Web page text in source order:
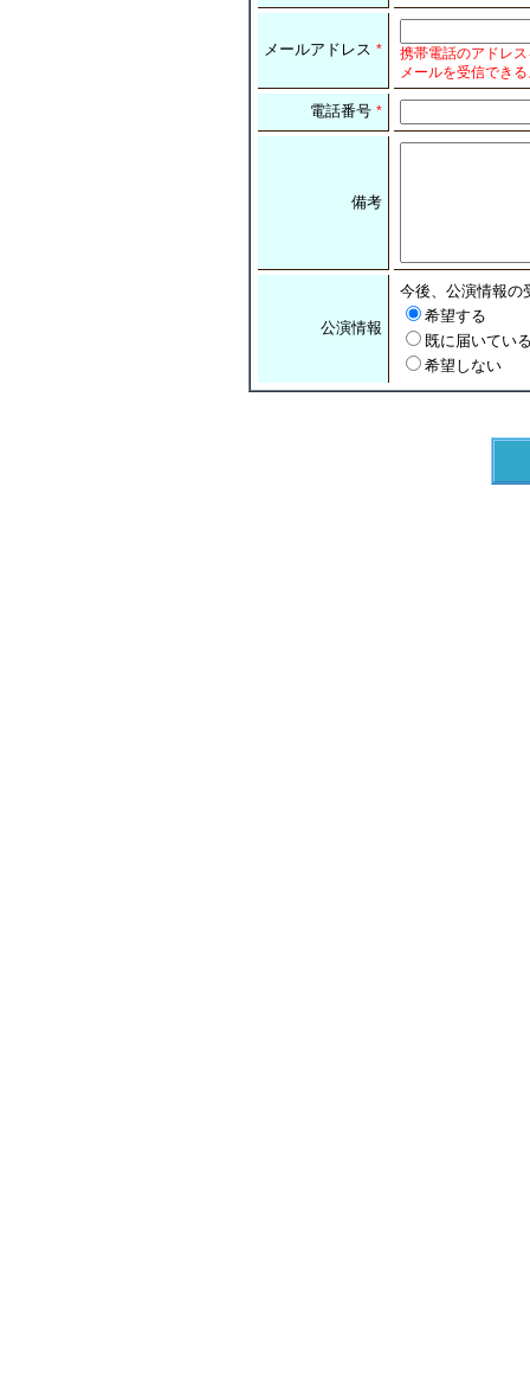
メールアドレス *
携帯電話のアドレ
メールを受信でき
電話番号 *
備考
公演情報
今後、公演情報の
希望する
既に届いてい
希望しない